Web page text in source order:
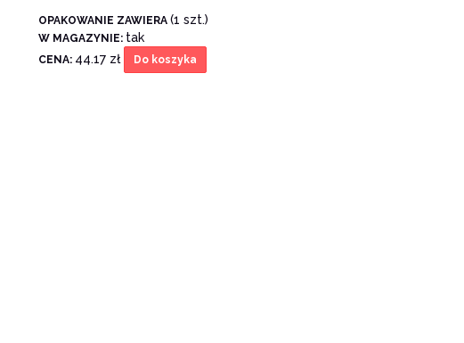
OPAKOWANIE ZAWIERA(1 szt.)
W MAGAZYNIE: tak
CENA: 44.17 zł Do koszyka